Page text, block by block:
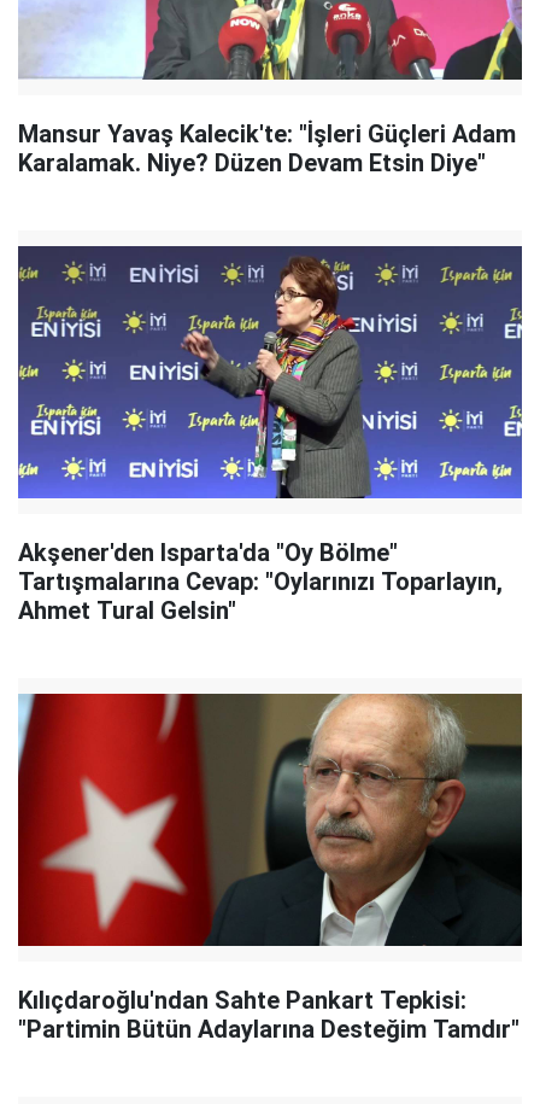
Mansur Yavaş Kalecik'te: "İşleri Güçleri Adam
Karalamak. Niye? Düzen Devam Etsin Diye"
Akşener'den Isparta'da "Oy Bölme"
Tartışmalarına Cevap: "Oylarınızı Toparlayın,
Ahmet Tural Gelsin"
Kılıçdaroğlu'ndan Sahte Pankart Tepkisi:
"Partimin Bütün Adaylarına Desteğim Tamdır"